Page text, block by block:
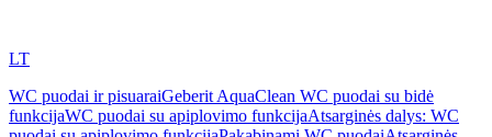
LT
WC puodai ir pisuaraiGeberit AquaClean WC puodai su bidė
funkcijaWC puodai su apiplovimo funkcijaAtsarginės dalys: WC